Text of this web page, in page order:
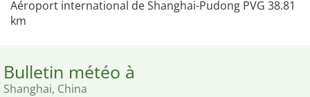
Aéroport international de Shanghai-Pudong PVG 38.81
km
Bulletin météo à
Shanghai, China